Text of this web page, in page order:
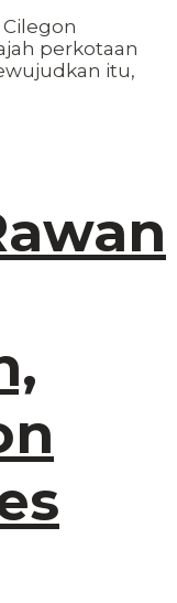
perkotaan
itu,